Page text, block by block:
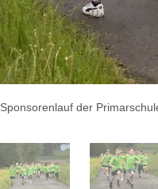
Sponsorenlauf der